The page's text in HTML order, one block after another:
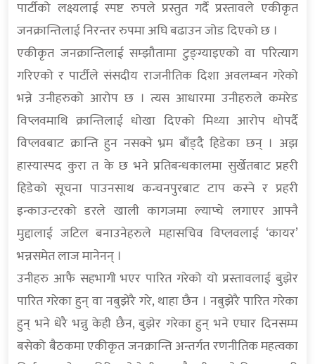
पार्टीको लक्ष्यलाई स्पष्ट रुपले प्रस्तुत गर्दै प्रस्तावले एकीकृत
जनक्रान्तिलाई निरन्तर रुपमा अघि बढाउन जोड दिएको छ ।
एकीकृत जनक्रान्तिलाई सम्झौतामा टुङ्ग्याइएको वा परित्याग
गरिएको र पार्टीले संसदीय राजनीतिक दिशा अवलम्बन गरेको
भन्ने उनीहरुको आरोप छ । त्यस आधारमा उनीहरुले कमरेड
विप्लवमाथि क्रान्तिलाई धोखा दिएको मिथ्या आरोप थोपर्दै
विप्लवबाट क्रान्ति हुन नसक्ने भ्रम बाँड्दै हिडेका छन् । अझ
हास्यास्पद कुरा त के छ भने प्रतिबन्धकालमा सुर्खेतबाट प्रहरी
हिडेको सूचना पाउनसाथ कन्चनपुरबाट टाप कस्ने र प्रहरी
इन्काउन्टरको डरले खाली कागजमा ल्याप्चे लगाएर आफ्नै
मुद्दालाई जटिल बनाउनेहरुले महासचिव विप्लवलाई ‘कायर’
भन्नसमेत लाज मानेनन् ।
उनीहरु आफै सहभागी भएर पारित गरेको यो प्रस्तावलाई बुझेर
पारित गरेका हुन् वा नबुझेरै गरे, थाहा छैन । नबुझेरै पारित गरेका
हुन् भने धेरै भन्नु केही छैन, बुझेर गरेका हुन् भने एघार दिनसम्म
बसेको बैठकमा एकीकृत जनक्रान्ति अन्तर्गत रणनीतिक महत्वका